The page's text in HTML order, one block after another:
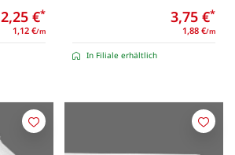
2,25 €*
1,12 €/m
3,75 €*
1,88 €/m
In Filiale erhältlich
Merken